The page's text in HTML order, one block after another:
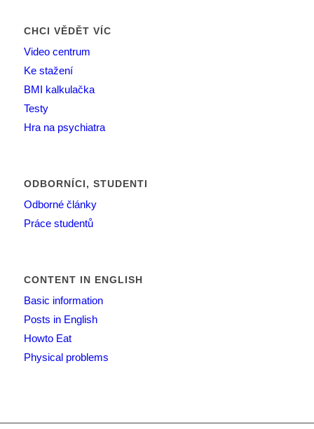
CHCI VĚDĚT VÍC
Video centrum
Ke stažení
BMI kalkulačka
Testy
Hra na psychiatra
ODBORNÍCI, STUDENTI
Odborné články
Práce studentů
CONTENT IN ENGLISH
Basic information
Posts in English
Howto Eat
Physical problems